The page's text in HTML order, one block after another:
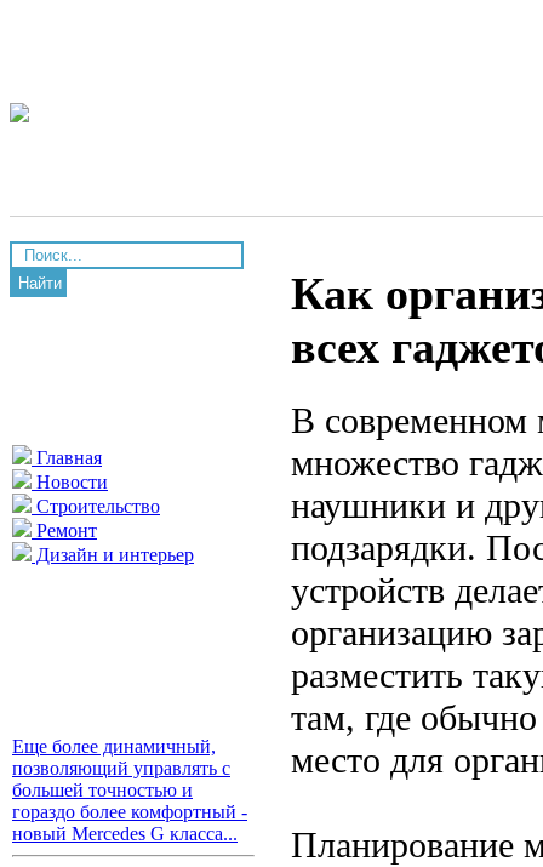
Найти
Главная
Новости
Строительство
Ремонт
Дизайн и интерьер
Еще более динамичный,
позволяющий управлять с
большей точностью и
гораздо более комфортный -
новый Mercedes G класса...
Как
всех
В современном
множество
наушники и
подзарядки.
устройств
организацию
разместить
там, где обычно
место для
Планирование